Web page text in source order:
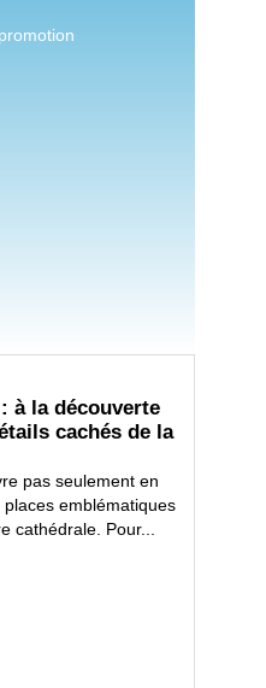
à la découverte
cachés de la
pas seulement en
emblématiques
cathédrale. Pour...